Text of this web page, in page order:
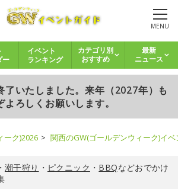
MENU
ー
イベント
ランキング
カテゴリ別
おすすめ
最新
ニュース
了いたしました。来年（2027年）も
よろしくお願いします。
ーク)2026 関西のGW(ゴールデンウィーク)イ
・ 潮干狩り ・ ピクニック ・ BBQなどおでかけ